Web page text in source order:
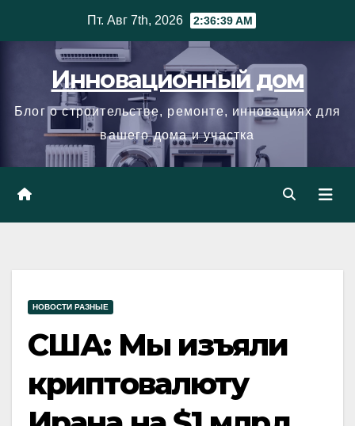
Пт. Авг 7th, 2026 2:36:40 AM
Инновационный дом
Блог о строительстве, ремонте, инновациях для
вашего дома и участка
НОВОСТИ РАЗНЫЕ
США: Мы изъяли
криптовалюту